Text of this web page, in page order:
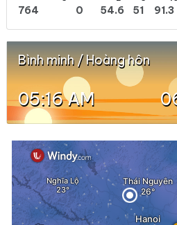
764
0
54.6 51 91.3
Bình minh / Hoàng hôn
05:16 AM